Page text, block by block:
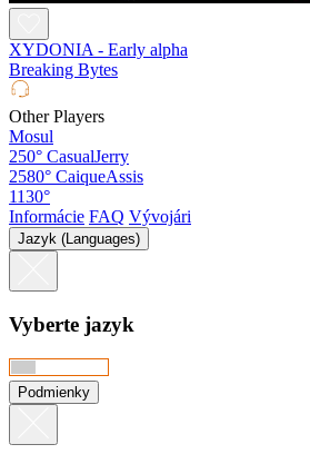
XYDONIA - Early alpha
Breaking Bytes
Other Players
Mosul
250° CasualJerry
2580° CaiqueAssis
1130°
Informácie FAQ Vývojári
Jazyk (Languages)
Vyberte jazyk
Podmienky